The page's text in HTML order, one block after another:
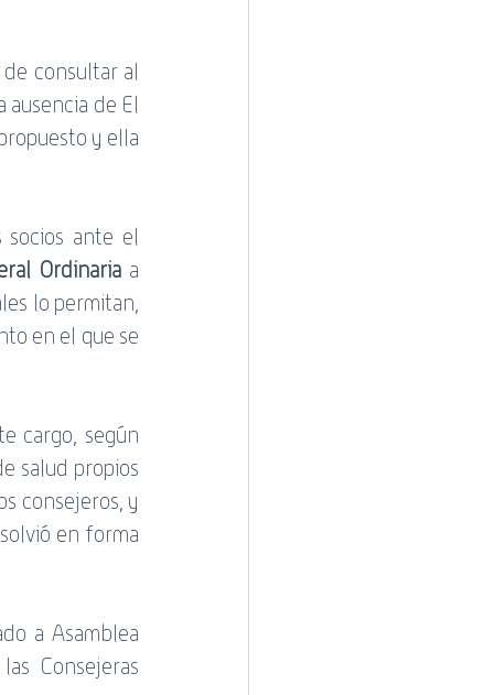
consultar al
de El
y ella
ante el
Ordinaria a
lo permitan,
en el que se
cargo, según
salud propios
consejeros, y
en forma
a Asamblea
Consejeras